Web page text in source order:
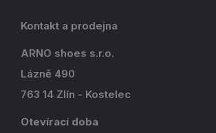
Kontakt a prodejna
ARNO shoes s.r.o.
Lázně 490
763 14 Zlín - Kostelec
Otevírací doba